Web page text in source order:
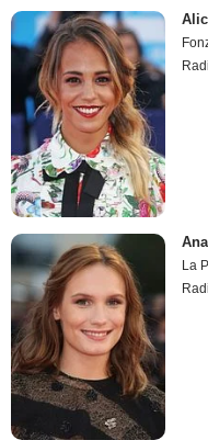
La